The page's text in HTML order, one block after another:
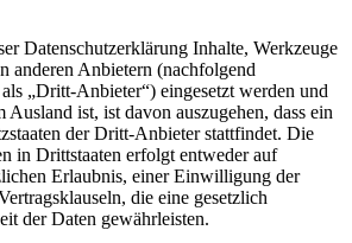
Datenschutzerklärung Inhalte, Werkzeuge
anderen Anbietern (nachfolgend
„Dritt-Anbieter“) eingesetzt werden und
Ausland ist, ist davon auszugehen, dass ein
der Dritt-Anbieter stattfindet. Die
in Drittstaaten erfolgt entweder auf
Erlaubnis, einer Einwilligung der
die eine gesetzlich
der Daten gewährleisten.